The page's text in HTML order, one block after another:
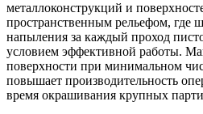
металлоконструкций и
пространственным рельефом, где
напыления за каждый проход
условием эффективной работы.
поверхности при минимальном
повышает производительность
время окрашивания крупных